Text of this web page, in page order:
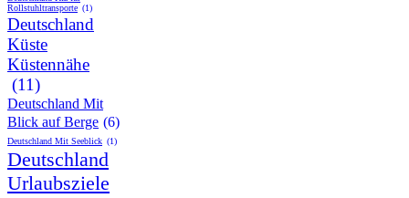
Rollstuhltransporte (1)
Deutschland
Küste
Küstennähe
(11)
Deutschland Mit
Blick auf Berge (6)
Deutschland Mit Seeblick (1)
Deutschland
Urlaubsziele